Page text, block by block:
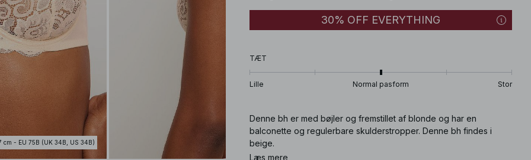
cm - EU 75B (UK 34B, US 34B)
30% OFF EVERYTHING
TÆT
Lille Normal pasform Stor
Denne bh er med bøjler og fremstillet af blonde og har en
balconette og regulerbare skulderstropper. Denne bh findes i
beige.
Læs mere